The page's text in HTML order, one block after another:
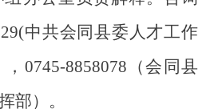
中共会同县委人才工作
0745-8858078 （会同县
部）。